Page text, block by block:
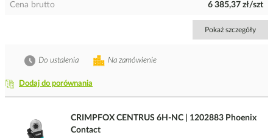
Cena brutto 6 385,37 zł/szt
Pokaż szczegóły
Dodaj do porównania
Na zamówienie
Do ustalenia
CRIMPFOX CENTRUS 6H-NC | 1202883 Phoenix
Contact